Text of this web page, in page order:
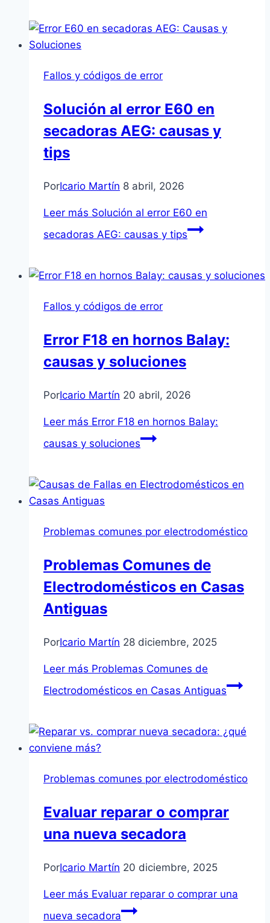
Fallos y códigos de error
Solución al error E60 en
secadoras AEG: causas y
tips
PorIcario Martín 8 abril, 2026
Leer más Solución al error E60 en
secadoras AEG: causas y tips
Fallos y códigos de error
Error F18 en hornos Balay:
causas y soluciones
PorIcario Martín 20 abril, 2026
Leer más Error F18 en hornos Balay:
causas y soluciones
Problemas comunes por electrodoméstico
Problemas Comunes de
Electrodomésticos en Casas
Antiguas
PorIcario Martín 28 diciembre, 2025
Leer más Problemas Comunes de
Electrodomésticos en Casas Antiguas
Problemas comunes por electrodoméstico
Evaluar reparar o comprar
una nueva secadora
PorIcario Martín 20 diciembre, 2025
Leer más Evaluar reparar o comprar una
nueva secadora